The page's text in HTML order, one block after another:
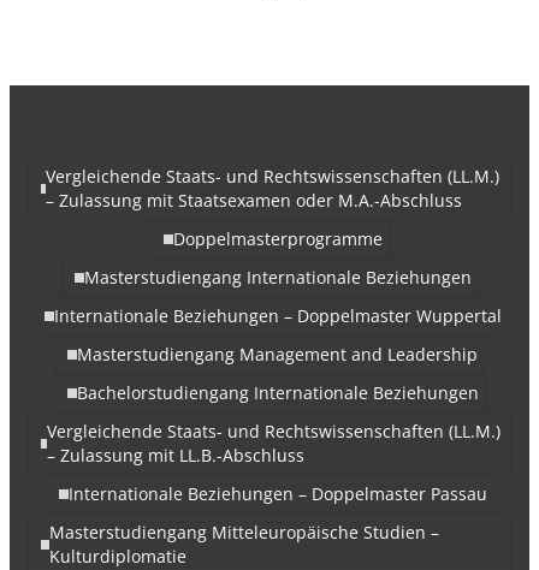
Vergleichende Staats- und Rechtswissenschaften (LL.M.)
– Zulassung mit Staatsexamen oder M.A.-Abschluss
Doppelmasterprogramme
Masterstudiengang Internationale Beziehungen
Internationale Beziehungen – Doppelmaster Wuppertal
Masterstudiengang Management and Leadership
Bachelorstudiengang Internationale Beziehungen
Vergleichende Staats- und Rechtswissenschaften (LL.M.)
– Zulassung mit LL.B.-Abschluss
Internationale Beziehungen – Doppelmaster Passau
Masterstudiengang Mitteleuropäische Studien –
Kulturdiplomatie